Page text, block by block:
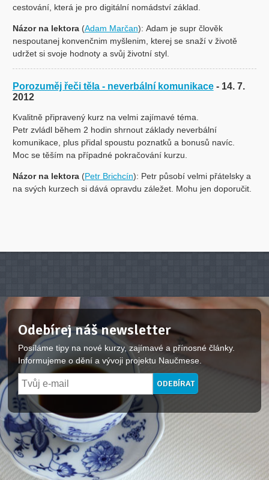
cestování, která je pro digitální nomádství základ.
Názor na lektora(Adam Marčan): Adam je supr člověk
nespoutanej konvenčnim myšlenim, kterej se snaží v životě
udržet si svoje hodnoty a svůj životní styl.
Porozuměj řeči těla - neverbální komunikace - 14. 7.
2012
Kvalitně připravený kurz na velmi zajímavé téma.
Petr zvládl během 2 hodin shrnout základy neverbální
komunikace, plus přidal spoustu poznatků a bonusů navíc.
Moc se těším na případné pokračování kurzu.
Názor na lektora(Petr Brichcín): Petr působí velmi přátelsky a
na svých kurzech si dává opravdu záležet. Mohu jen doporučit.
Odebírej náš newsletter
Posíláme tipy na nové kurzy, zajímavé a přínosné články.
Informujeme o dění a vývoji projektu Naučmese.